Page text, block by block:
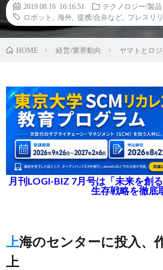
2019.08.16 16:16:51
テクノロジー/製品
ロボット
海外 提携/合弁など プレスリ
HOME 経営/業界動向 ヤマトとロ
月刊LOGI-BIZ 7月号は「未来を創
生存戦略を徹底
上海のセンターに投入、作業効率3倍に向
上